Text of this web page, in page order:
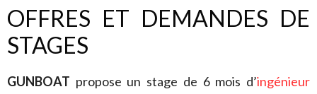
OFFRES ET DEMANDES DE
STAGES
GUNBOAT propose un stage de 6 mois d’ingénieur